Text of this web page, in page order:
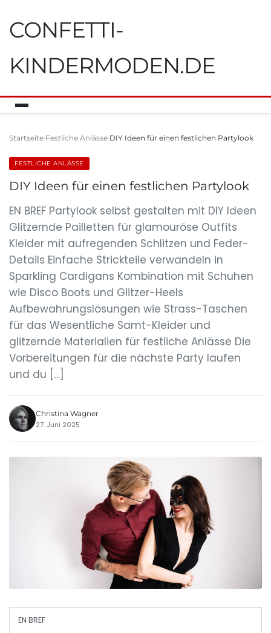
CONFETTI-
KINDERMODEN.DE
Startseite Festliche Anlässe DIY Ideen für einen festlichen Partylook
FESTLICHE ANLÄSSE
DIY Ideen für einen festlichen Partylook
EN BREF Partylook selbst gestalten mit DIY Ideen
Glitzernde Pailletten für glamouröse Outfits
Kleider mit aufregenden Schlitzen und Feder-
Details Einfache Strickteile verwandeln in
Sparkling Cardigans Kombination mit Schuhen
wie Disco Boots und Glitzer-Heels
Aufbewahrungslösungen wie Strass-Taschen
für das Wesentliche Samt-Kleider und
glitzernde Materialien für festliche Anlässe Die
Vorbereitungen für die nächste Party laufen
und du […]
Christina Wagner
27. Juni 2025
EN BREF